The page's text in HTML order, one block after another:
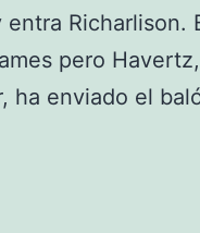
Richarlison.
pero Havertz,
ha enviado el